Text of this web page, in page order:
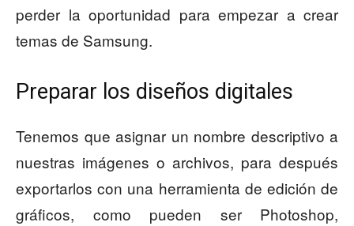
perder la oportunidad para empezar a crear
temas de Samsung.
Preparar los diseños digitales
Tenemos que asignar un nombre descriptivo a
nuestras imágenes o archivos, para después
exportarlos con una herramienta de edición de
gráficos, como pueden ser Photoshop,